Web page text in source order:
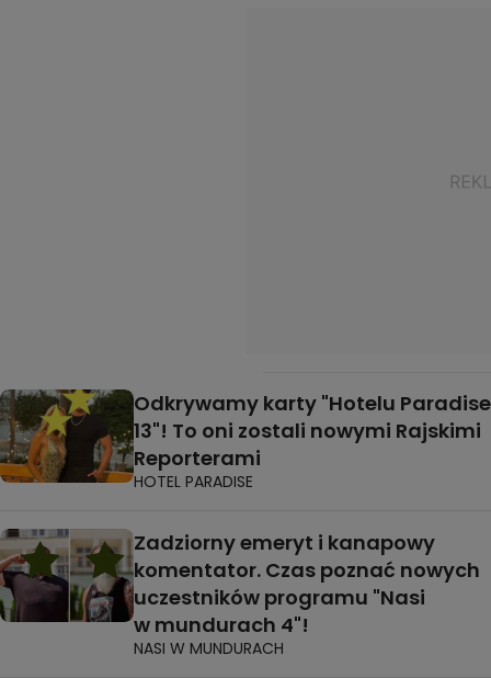
Odkrywamy karty "Hotelu Paradise
13"! To oni zostali nowymi Rajskimi
Reporterami
HOTEL PARADISE
Zadziorny emeryt i kanapowy
komentator. Czas poznać nowych
uczestników programu "Nasi
w mundurach 4"!
NASI W MUNDURACH